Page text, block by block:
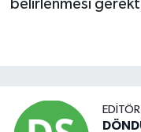
belirlenmesi